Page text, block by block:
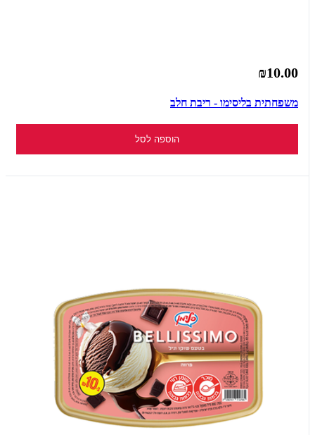
₪10.00
משפחתית בליסימו - ריבת חלב
הוספה לסל